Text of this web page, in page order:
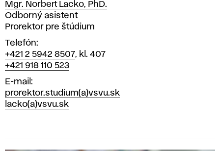
Mgr. Norbert Lacko, PhD.
Pozícia
Odborný asistent
Prorektor pre štúdium
Telefón
+421 2 5942 8507, kl. 407
+421 918 110 523
E-mail
prorektor.studium(a)vsvu.sk
lacko(a)vsvu.sk